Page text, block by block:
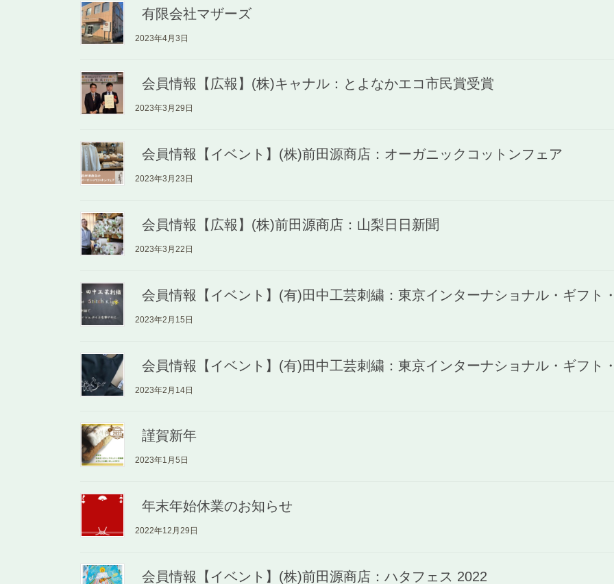
有限会社マザーズ
2023年4月3日
会員情報【広報】(株)キャナル：とよなかエコ市民賞受賞
2023年3月29日
会員情報【イベント】(株)前田源商店：オーガニックコットンフェア
2023年3月23日
会員情報【広報】(株)前田源商店：山梨日日新聞
2023年3月22日
会員情報【イベント】(有)田中工芸刺繍：東京インターナショナル・ギフト
2023年2月15日
会員情報【イベント】(有)田中工芸刺繍：東京インターナショナル・ギフト
2023年2月14日
謹賀新年
2023年1月5日
年末年始休業のお知らせ
2022年12月29日
会員情報【イベント】(株)前田源商店：ハタフェス 2022